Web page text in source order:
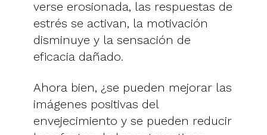
verse erosionada, las respuestas de
estrés se activan, la motivación
disminuye y la sensación de
eficacia dañado.
Ahora bien, ¿se pueden mejorar las
imágenes positivas del
envejecimiento y se pueden reducir